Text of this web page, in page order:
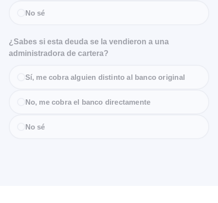
No sé
¿Sabes si esta deuda se la vendieron a una
administradora de cartera?
Sí, me cobra alguien distinto al banco original
No, me cobra el banco directamente
No sé